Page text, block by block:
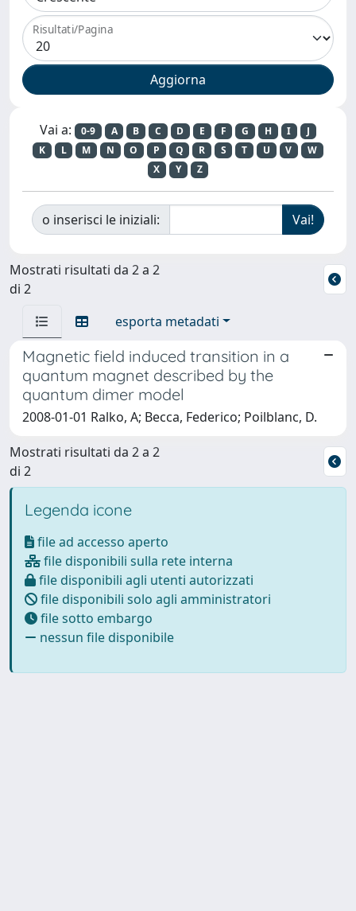
Risultati/Pagina
Vai a: 0-9 A B C D E F G H I
J
K
L M N O P Q R S T U V
W
X
Y Z
o inserisci le iniziali:
Mostrati risultati da 2 a 2
di 2
esporta metadati
Magnetic field induced transition in a
quantum magnet described by the
quantum dimer model
2008-01-01 Ralko, A; Becca, Federico; Poilblanc, D.
Mostrati risultati da 2 a 2
di 2
Legenda icone
file ad accesso aperto
file disponibili sulla rete interna
file disponibili agli utenti autorizzati
file disponibili solo agli amministratori
file sotto embargo
nessun file disponibile